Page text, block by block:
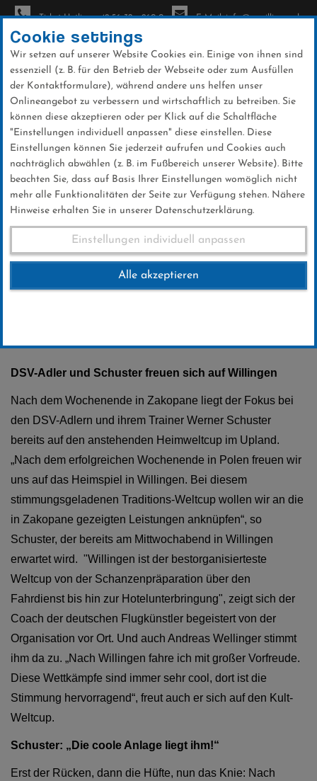
Direkt
zum
Inhalt
Ticket-Hotline: +49 56 32 - 960-0 E-Mail: info@sc-willingen.de
News
Weltcup-Splitter 25.1.2017 (1)
25 .Januar 2017
DSV-Adler und Schuster freuen sich auf Willingen
Nach dem Wochenende in Zakopane liegt der Fokus bei
den DSV-Adlern und ihrem Trainer Werner Schuster
bereits auf den anstehenden Heimweltcup im Upland.
„Nach dem erfolgreichen Wochenende in Polen freuen wir
uns auf das Heimspiel in Willingen. Bei diesem
stimmungsgeladenen Traditions-Weltcup wollen wir an die
in Zakopane gezeigten Leistungen anknüpfen“, so
Schuster, der bereits am Mittwochabend in Willingen
erwartet wird. "Willingen ist der bestorganisierteste
Weltcup von der Schanzenpräparation über den
Fahrdienst bis hin zur Hotelunterbringung", zeigt sich der
Coach der deutschen Flugkünstler begeistert von der
Organisation vor Ort. Und auch Andreas Wellinger stimmt
ihm da zu. „Nach Willingen fahre ich mit großer Vorfreude.
Diese Wettkämpfe sind immer sehr cool, dort ist die
Stimmung hervorragend“, freut auch er sich auf den Kult-
Weltcup.
Schuster: „Die coole Anlage liegt ihm!“
Erst der Rücken, dann die Hüfte, nun das Knie: Nach
Cookie settings
Wir setzen auf unserer Website Cookies ein. Einige von ihnen sind
essenziell (z. B. für den Betrieb der Webseite oder zum Ausfüllen
der Kontaktformulare), während andere uns helfen unser
Onlineangebot zu verbessern und wirtschaftlich zu betreiben. Sie
können diese akzeptieren oder per Klick auf die Schaltfläche
"Einstellungen individuell anpassen" diese einstellen. Diese
Einstellungen können Sie jederzeit aufrufen und Cookies auch
nachträglich abwählen (z. B. im Fußbereich unserer Website). Bitte
beachten Sie, dass auf Basis Ihrer Einstellungen womöglich nicht
mehr alle Funktionalitäten der Seite zur Verfügung stehen. Nähere
Hinweise erhalten Sie in unserer Datenschutzerklärung.
Einstellungen individuell anpassen
Alle akzeptieren